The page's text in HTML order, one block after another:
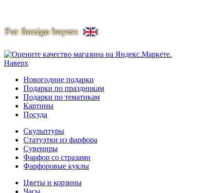
Наверх
Новогодние подарки
Подарки по праздникам
Подарки по тематикам
Картины
Посуда
Скульптуры
Статуэтки из фарфора
Сувениры
Фарфор со стразами
Фарфоровые куклы
Цветы и корзины
Часы